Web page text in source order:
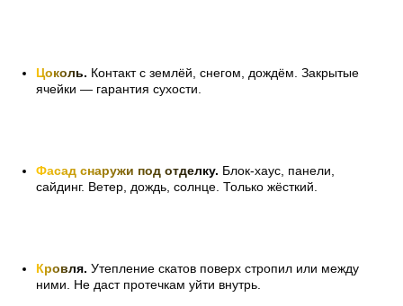
Цоколь. Контакт с землёй, снегом, дождём. Закрытые
ячейки — гарантия сухости.
Фасад снаружи под отделку. Блок-хаус, панели,
сайдинг. Ветер, дождь, солнце. Только жёсткий.
Кровля. Утепление скатов поверх стропил или между
ними. Не даст протечкам уйти внутрь.